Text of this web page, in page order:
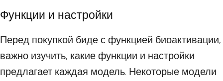
Функции и настройки
Перед покупкой биде с функцией биоактивации,
важно изучить, какие функции и настройки
предлагает каждая модель. Некоторые модели